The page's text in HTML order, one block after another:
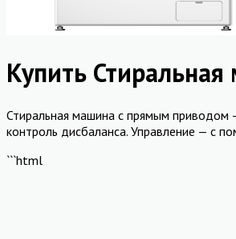
Купить
Стиральная машина с прямым приводом
контроль дисбаланса. Управление — с
```html